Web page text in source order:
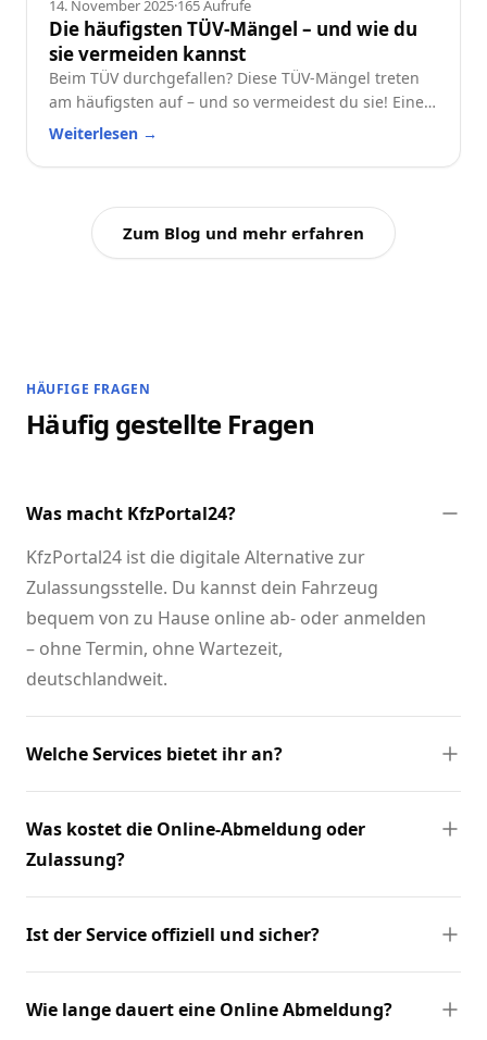
14. November 2025·165Aufrufe
Die häufigsten TÜV-Mängel – und wie du
sie vermeiden kannst
Beim TÜV durchgefallen? Diese TÜV-Mängel treten
am häufigsten auf – und so vermeidest du sie! Eine
praktische Checkliste für alle Autofahrer.
Weiterlesen →
Zum Blog und mehr erfahren
HÄUFIGE FRAGEN
Häufig gestellte Fragen
Was macht KfzPortal24?
KfzPortal24 ist die digitale Alternative zur
Zulassungsstelle. Du kannst dein Fahrzeug
bequem von zu Hause online ab- oder anmelden
– ohne Termin, ohne Wartezeit,
deutschlandweit.
Welche Services bietet ihr an?
Was kostet die Online-Abmeldung oder
Zulassung?
Ist der Service offiziell und sicher?
Wie lange dauert eine Online Abmeldung?